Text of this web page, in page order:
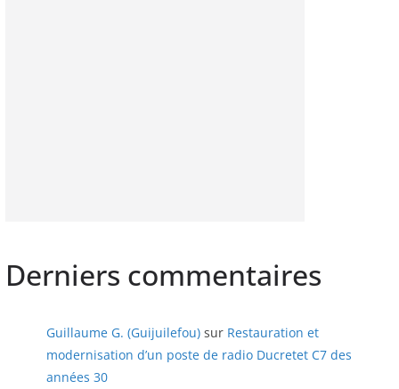
Derniers commentaires
Guillaume G. (Guijuilefou)sur Restauration et
modernisation d’un poste de radio Ducretet C7 des
années 30